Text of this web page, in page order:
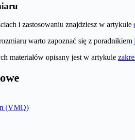
i zastosowaniu znajdziesz w artykule
warto zapoznać się z poradnikiem
materiałów opisany jest w artykule
(VMQ)